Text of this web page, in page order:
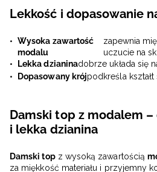
Lekkość i dopasowanie
Wysoka zawartość
modalu
zapewnia
uczucie na
Lekka dzianinadobrze układa się
Dopasowany krójpodkreśla
Damski top z modalem
i lekka dzianina
Damski topz wysoką zawartością
za miękkość materiału i przyjemny